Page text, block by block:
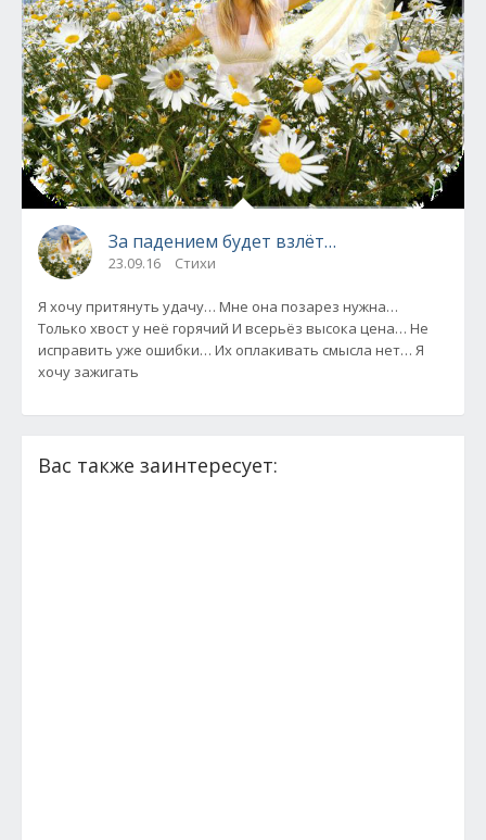
За падением будет взлёт…
23.09.16 Стихи
Я хочу притянуть удачу… Мне она позарез нужна…
Только хвост у неё горячий И всерьёз высока цена… Не
исправить уже ошибки… Их оплакивать смысла нет… Я
хочу зажигать
Вас также заинтересует: